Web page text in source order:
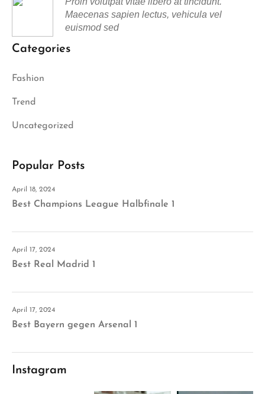
Maecenas sapien lectus, vehicula vel
euismod sed
Categories
Fashion
Trend
Uncategorized
Popular Posts
April 18, 2024
Best Champions League Halbfinale 1
April 17, 2024
Best Real Madrid 1
April 17, 2024
Best Bayern gegen Arsenal 1
Instagram